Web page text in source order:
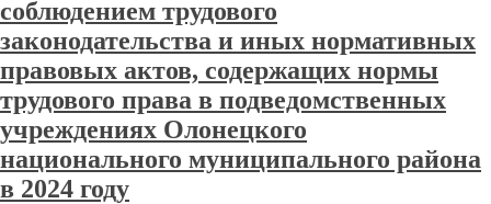
соблюдением трудового
законодательства и иных нормативных
правовых актов, содержащих нормы
трудового права в подведомственных
учреждениях Олонецкого
национального муниципального района
в 2024 году